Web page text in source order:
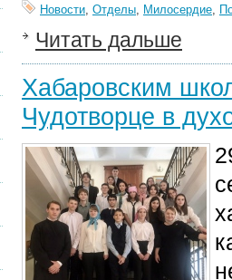
Новости, Отделы, Милосердие,
Читать дальше
Хабаровским
Чудотворце в